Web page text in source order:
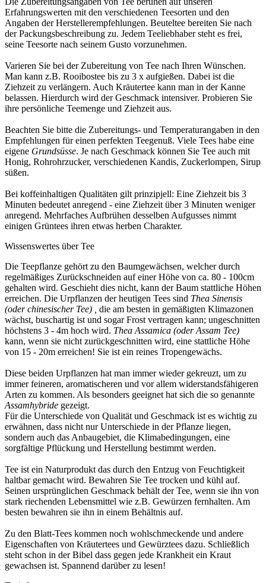
Erfahrungswerten mit den verschiedenen Teesorten und den
Angaben der Herstellerempfehlungen. Beuteltee bereiten Sie nach
der Packungsbeschreibung zu. Jedem Teeliebhaber steht es frei,
seine Teesorte nach seinem Gusto vorzunehmen.
Varieren Sie bei der Zubereitung von Tee nach Ihren Wünschen.
Man kann z.B. Rooibostee bis zu 3 x aufgießen. Dabei ist die
Ziehzeit zu verlängern. Auch Kräutertee kann man in der Kanne
belassen. Hierdurch wird der Geschmack intensiver. Probieren Sie
ihre persönliche Teemenge und Ziehzeit aus.
Beachten Sie bitte die Zubereitungs- und Temperaturangaben in den
Empfehlungen für einen perfekten Teegenuß. Viele Tees habe eine
eigene Grundsüsse. Je nach Geschmack können Sie Tee auch mit
Honig, Rohrohrzucker, verschiedenen Kandis, Zuckerlompen, Sirup
süßen.
Bei koffeinhaltigen Qualitäten gilt prinzipjell: Eine Ziehzeit bis 3
Minuten bedeutet anregend - eine Ziehzeit über 3 Minuten weniger
anregend. Mehrfaches Aufbrühen desselben Aufgusses nimmt
einigen Grüntees ihren etwas herben Charakter.
Wissenswertes über Tee
Die Teepflanze gehört zu den Baumgewächsen, welcher durch
regelmäßiges Zurückschneiden auf einer Höhe von ca. 80 - 100cm
gehalten wird. Geschieht dies nicht, kann der Baum stattliche Höhen
erreichen. Die Urpflanzen der heutigen Tees sind Thea Sinensis
(oder chinesischer Tee) , die am besten in gemäßigten Klimazonen
wächst, buschartig ist und sogar Frost vertragen kann; ungeschnitten
höchstens 3 - 4m hoch wird. Thea Assamica (oder Assam Tee)
kann, wenn sie nicht zurückgeschnitten wird, eine stattliche Höhe
von 15 - 20m erreichen! Sie ist ein reines Tropengewächs.
Diese beiden Urpflanzen hat man immer wieder gekreuzt, um zu
immer feineren, aromatischeren und vor allem widerstandsfähigeren
Arten zu kommen. Als besonders geeignet hat sich die so genannte
Assamhybride gezeigt.
Für die Unterschiede von Qualität und Geschmack ist es wichtig zu
erwähnen, dass nicht nur Unterschiede in der Pflanze liegen,
sondern auch das Anbaugebiet, die Klimabedingungen, eine
sorgfältige Pflückung und Herstellung bestimmt werden.
Tee ist ein Naturprodukt das durch den Entzug von Feuchtigkeit
haltbar gemacht wird. Bewahren Sie Tee trocken und kühl auf.
Seinen ursprünglichen Geschmack behält der Tee, wenn sie ihn von
stark riechenden Lebensmittel wie z.B. Gewürzen fernhalten. Am
besten bewahren sie ihn in einem Behältnis auf.
Zu den Blatt-Tees kommen noch wohlschmeckende und andere
Eigenschaften von Kräutertees und Gewürztees dazu. Schließlich
steht schon in der Bibel dass gegen jede Krankheit ein Kraut
gewachsen ist. Spannend darüber zu lesen!